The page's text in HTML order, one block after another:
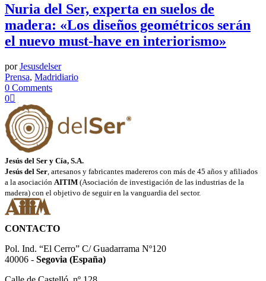
Nuria del Ser, experta en suelos de
madera: «Los diseños geométricos serán
el nuevo must-have en interiorismo»
porJesusdelser
Prensa, Madridiario
0 Comments
0
Jesús del Ser y Cía, S.A.
Jesús del Ser, artesanos y fabricantes madereros con más de 45 años y afiliados
a la asociación AITIM (Asociación de investigación de las industrias de la
madera) con el objetivo de seguir en la vanguardia del sector.
CONTACTO
Pol. Ind. “El Cerro” C/ Guadarrama Nº120
40006 - Segovia (España)